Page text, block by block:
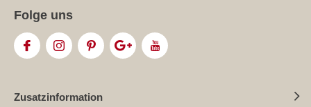
Folge uns
Zusatzinformation